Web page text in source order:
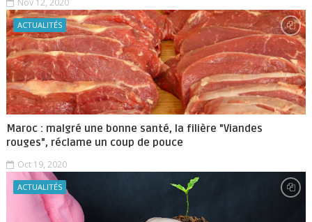
Nov 12, 2020
ACTUALITÉS
Maroc : malgré une bonne santé, la filière "Viandes
rouges", réclame un coup de pouce
Oct 19, 2020
ACTUALITÉS